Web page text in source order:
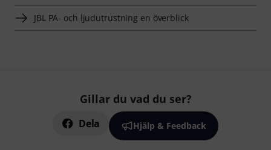
JBL PA- och ljudutrustning en överblick
Gillar du vad du ser?
Dela Hjälp & Feedback